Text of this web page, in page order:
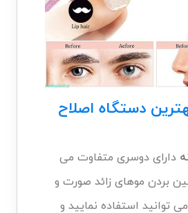
دستگاه اصلاح
دارای دوسری متفاوت می
بردن موهای زائد صورت و
توانید استفاده نمایید و